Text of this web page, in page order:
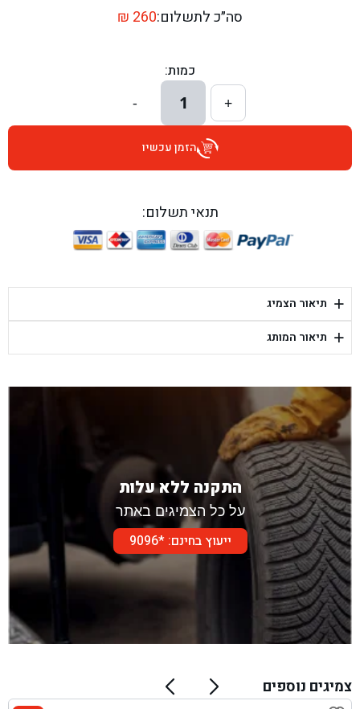
בן גל - דרך השבעה 20, אזור - אזור
בן גל - הרצל 6, גדרה - גדרה
בן גל - שדרות דוד בן גוריון 8, באר שבע - באר שבע
בן גל - היובלים 26, הוד השרון - הוד השרון
בן גל - יפת 88, תל אביב יפו - תל אביב
בן גל - דור אלון הר טוב - בית שמש
סה״כ לתשלום: ₪ 260
כמות:
+
1
-
הזמן עכשיו
תנאי תשלום:
+ תיאור הצמיג
+ תיאור המותג
התקנה ללא עלות
על כל הצמיגים באתר
ייעוץ בחינם: *9096
צמיגים נוספים